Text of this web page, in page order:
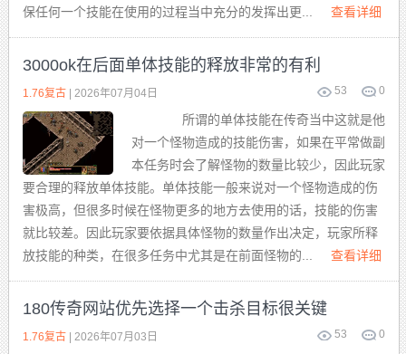
保任何一个技能在使用的过程当中充分的发挥出更...
查看详细
3000ok在后面单体技能的释放非常的有利
53 0
1.76复古| 2026年07月04日
所谓的单体技能在传奇当中这就是他
对一个怪物造成的技能伤害，如果在平常做副
本任务时会了解怪物的数量比较少，因此玩家
要合理的释放单体技能。单体技能一般来说对一个怪物造成的伤
害极高，但很多时候在怪物更多的地方去使用的话，技能的伤害
就比较差。因此玩家要依据具体怪物的数量作出决定，玩家所释
放技能的种类，在很多任务中尤其是在前面怪物的...
查看详细
180传奇网站优先选择一个击杀目标很关键
53 0
1.76复古| 2026年07月03日